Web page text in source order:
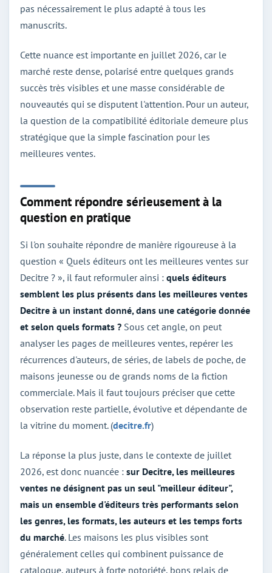
pas nécessairement le plus adapté à tous les
manuscrits.
Cette nuance est importante en juillet 2026, car le
marché reste dense, polarisé entre quelques grands
succès très visibles et une masse considérable de
nouveautés qui se disputent l'attention. Pour un auteur,
la question de la compatibilité éditoriale demeure plus
stratégique que la simple fascination pour les
meilleures ventes.
Comment répondre sérieusement à la
question en pratique
Si l'on souhaite répondre de manière rigoureuse à la
question « Quels éditeurs ont les meilleures ventes sur
Decitre ? », il faut reformuler ainsi : quels éditeurs
semblent les plus présents dans les meilleures ventes
Decitre à un instant donné, dans une catégorie donnée
et selon quels formats ? Sous cet angle, on peut
analyser les pages de meilleures ventes, repérer les
récurrences d'auteurs, de séries, de labels de poche, de
maisons jeunesse ou de grands noms de la fiction
commerciale. Mais il faut toujours préciser que cette
observation reste partielle, évolutive et dépendante de
la vitrine du moment. (decitre.fr)
La réponse la plus juste, dans le contexte de juillet
2026, est donc nuancée : sur Decitre, les meilleures
ventes ne désignent pas un seul "meilleur éditeur",
mais un ensemble d'éditeurs très performants selon
les genres, les formats, les auteurs et les temps forts
du marché. Les maisons les plus visibles sont
généralement celles qui combinent puissance de
catalogue, auteurs à forte notoriété, bons relais de